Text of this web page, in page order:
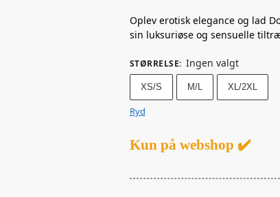
Oplev erotisk elegance og lad
sin luksuriøse og sensuelle
STØRRELSE: Ingen valgt
XS/S M/L XL/2XL
Ryd
Kun på webshop ✔️